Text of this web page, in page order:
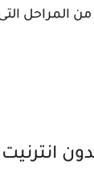
المراحل
انترنيت